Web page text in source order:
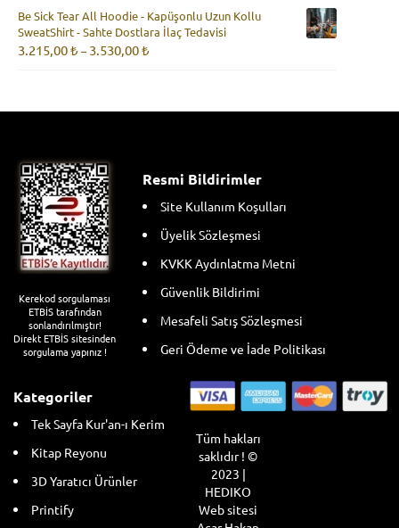
-
3.160,00 ₺
Be Sick Tear All Hoodie - Kapüşonlu Uzun Kollu
SweatShirt - Sahte Dostlara İlaç Tedavisi
3.215,00₺ – 3.530,00₺
Kerekod sorgulaması
ETBİS tarafından
sonlandırılmıştır!
Direkt ETBİS sitesinden
sorgulama yapınız !
Resmi Bildirimler
Site Kullanım Koşulları
Üyelik Sözleşmesi
KVKK Aydınlatma Metni
Güvenlik Bildirimi
Mesafeli Satış Sözleşmesi
Geri Ödeme ve İade Politikası
Kategoriler
Tek Sayfa Kur'an-ı Kerim
Kitap Reyonu
3D Yaratıcı Ürünler
Printify
Tüm hakları
saklıdır ! ©
2023 |
HEDIKO
Web sitesi